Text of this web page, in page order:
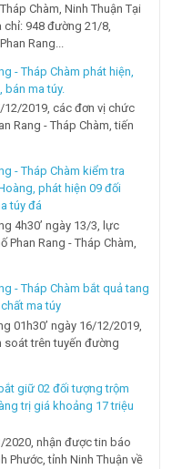
Chàm, Ninh Thuận Tại
chỉ: 948 đường 21/8,
Rang...
- Tháp Chàm phát hiện,
ma túy.
12/2019, các đơn vị chức
Rang - Tháp Chàm, tiến
- Tháp Chàm kiểm tra
phát hiện 09 đối
túy đá
4h30’ ngày 13/3, lực
Phan Rang - Tháp Chàm,
- Tháp Chàm bắt quả tang
ma túy
01h30’ ngày 16/12/2019,
soát trên tuyến đường
giữ 02 đối tượng trộm
trị giá khoảng 17 triệu
nhận được tin báo
Phước, tỉnh Ninh Thuận về